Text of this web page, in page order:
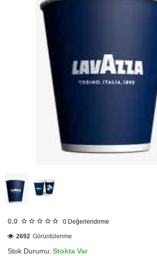
0.0 0 Değerlendirme
Stok Durumu: Stokta Var
2692 Görüntülenme